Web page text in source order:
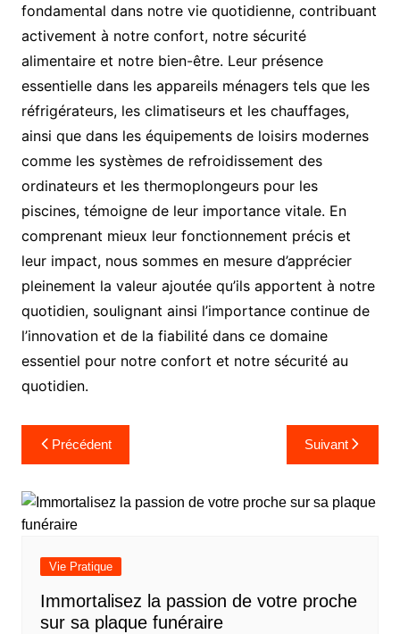
fondamental dans notre vie quotidienne, contribuant
activement à notre confort, notre sécurité
alimentaire et notre bien-être. Leur présence
essentielle dans les appareils ménagers tels que les
réfrigérateurs, les climatiseurs et les chauffages,
ainsi que dans les équipements de loisirs modernes
comme les systèmes de refroidissement des
ordinateurs et les thermoplongeurs pour les
piscines, témoigne de leur importance vitale. En
comprenant mieux leur fonctionnement précis et
leur impact, nous sommes en mesure d’apprécier
pleinement la valeur ajoutée qu’ils apportent à notre
quotidien, soulignant ainsi l’importance continue de
l’innovation et de la fiabilité dans ce domaine
essentiel pour notre confort et notre sécurité au
quotidien.
Navigation
de
l’article
Précédent Suivant
Vie Pratique
Immortalisez la passion de votre proche
sur sa plaque funéraire